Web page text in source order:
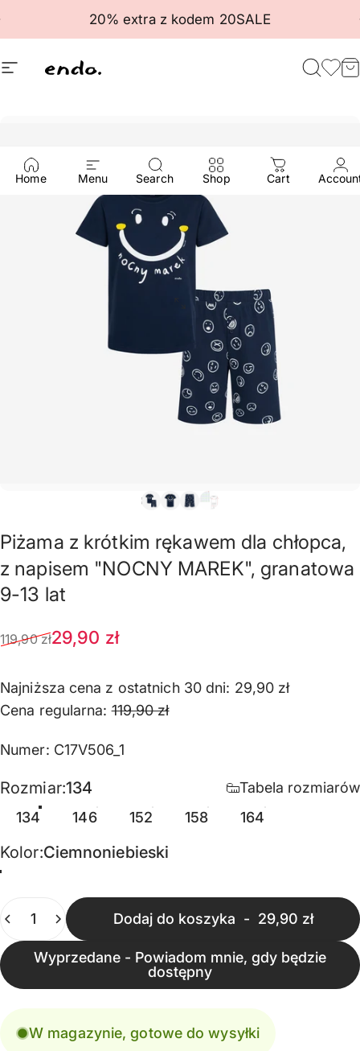
Przejdź do treści
20% extra z kodem 20SALE
Wstrzymaj pokaz slajdów
Nawigacja witryny
Endo
Home Menu Search Shop Cart
Piżama z krótkim rękawem dla chłopca,
z napisem "NOCNY MAREK", granatowa
9-13 lat
Cena sprzedaży
29,90 zł
Normalna cena
119,90 zł
Najniższa cena z ostatnich 30 dni: 29,90 zł
Cena regularna:119,90 zł
Numer: C17V506_1
Rozmiar
Rozmiar:134
Tabela rozmiarów
134
146 152 158 164
Kolor
Kolor:Ciemnoniebieski
Dodaj do koszyka - 29,90 zł
Wyprzedane - Powiadom mnie, gdy będzie
dostępny
W magazynie, gotowe do wysyłki